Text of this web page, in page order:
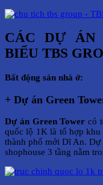
CÁC DỰ ÁN
BIỂU TBS
Bất động sản nhà ở:
+ Dự án Green
Dự án Green Tower có
quốc lộ 1K là tổ hợp khu
thành phố mới Dĩ An. Dự
shophouse 3 tầng nằm